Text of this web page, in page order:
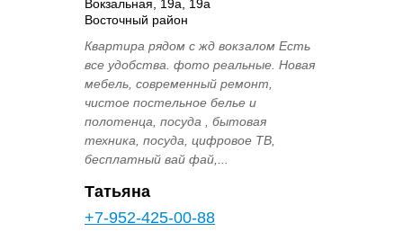
Вокзальная, 19а, 19а
Восточный район
Квартира рядом с жд вокзалом Есть
все удобства. фото реальные. Новая
мебель, современный ремонт,
чистое постельное белье и
полотенца, посуда , бытовая
техника, посуда, цифровое ТВ,
бесплатный вай фай,...
Татьяна
+7-952-425-00-88